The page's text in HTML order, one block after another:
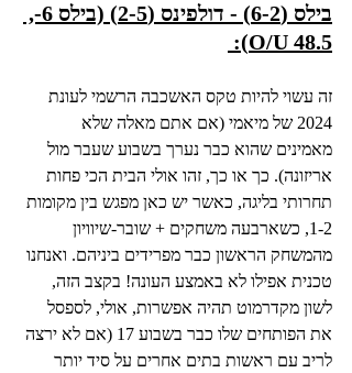
בילס (6-2) - דולפינס (2-5) (בילס 6-,
O/U 48.5):
זה עשוי להיות טקס האשכבה הרשמי לעונת
2024 של מיאמי (אם אתם מאלה שלא
מאמינים שהוא כבר נערך בשבוע שעבר מול
אריזונה). כך או כך, זהו אולי הבית הכי פחות
תחרותי בליגה, כאשר יש כאן מפגש בין מקומות
1-2, כשארבעה משחקים + שובר-שיוויון
מהמשחק הראשון כבר מפרידים ביניהם. ואנחנו
טכנית אפילו לא באמצע העונה! בקצב הזה,
לשון מקדרמוט תהיה אפשרות, אולי, לספסל
את הפותחים שלו כבר בשבוע 17 (אם לא ירצה
לריב עם ראשות בתים אחרים על סיד יותר